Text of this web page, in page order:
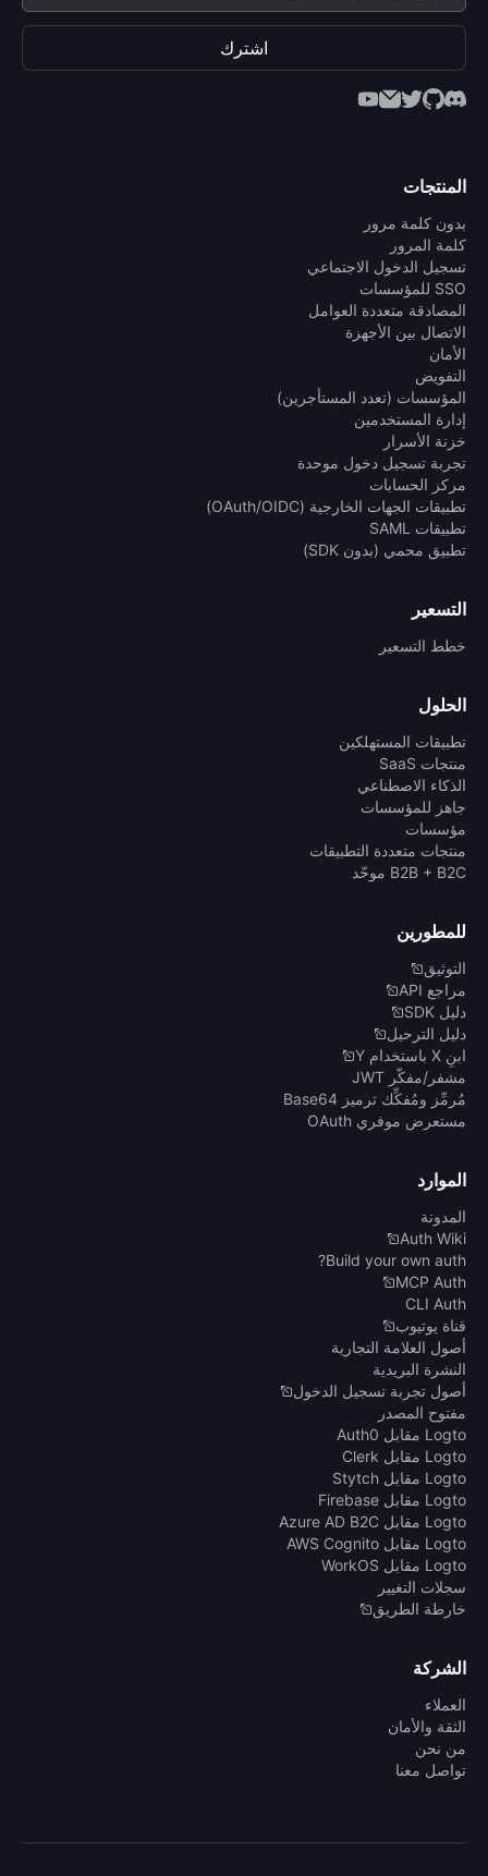
اشترك
المنتجات
بدون كلمة مرور
كلمة المرور
تسجيل الدخول الاجتماعي
SSO للمؤسسات
المصادقة متعددة العوامل
الاتصال بين الأجهزة
الأمان
التفويض
المؤسسات (تعدد المستأجرين)
إدارة المستخدمين
خزنة الأسرار
تجربة تسجيل دخول موحدة
مركز الحسابات
تطبيقات الجهات الخارجية (OAuth/OIDC)
تطبيقات SAML
تطبيق محمي (بدون SDK)
التسعير
خطط التسعير
الحلول
تطبيقات المستهلكين
منتجات SaaS
الذكاء الاصطناعي
جاهز للمؤسسات
مؤسسات
منتجات متعددة التطبيقات
B2B + B2C موحّد
للمطورين
التوثيق
مراجع API
دليل SDK
دليل الترحيل
ابنِ X باستخدام Y
مشفر/مفكّر JWT
مُرمِّز ومُفكِّك ترميز Base64
مستعرض موفري OAuth
الموارد
المدونة
Auth Wiki
Build your own auth?
MCP Auth
CLI Auth
قناة يوتيوب
أصول العلامة التجارية
النشرة البريدية
أصول تجربة تسجيل الدخول
مفتوح المصدر
Logto مقابل Auth0
Logto مقابل Clerk
Logto مقابل Stytch
Logto مقابل Firebase
Logto مقابل Azure AD B2C
Logto مقابل AWS Cognito
Logto مقابل WorkOS
سجلات التغيير
خارطة الطريق
الشركة
العملاء
الثقة والأمان
من نحن
تواصل معنا